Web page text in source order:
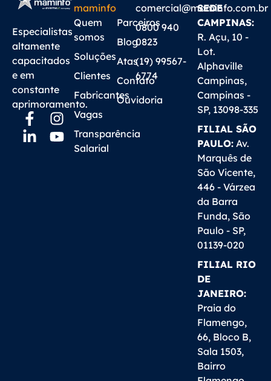
Especialistas
altamente
capacitados
e em
constante
aprimoramento.
maminfo
Quem
somos
Soluções
Clientes
Fabricantes
Vagas
Transparência
Salarial
Parceiros
Blog
Atas
Contato
Ouvidoria
comercial@maminfo.com.br
0800 940
0823
(19) 99567-
6774
SEDE
CAMPINAS:
R. Açu, 10 -
Lot.
Alphaville
Campinas,
Campinas -
SP, 13098-335
FILIAL SÃO
PAULO: Av.
Marquês de
São Vicente,
446 - Várzea
da Barra
Funda, São
Paulo - SP,
01139-020
FILIAL RIO
DE
JANEIRO:
Praia do
Flamengo,
66, Bloco B,
Sala 1503,
Bairro